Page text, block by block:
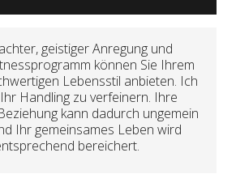
geistiger Anregung und
können Sie Ihrem
Lebensstil anbieten. Ich
Handling zu verfeinern. Ihre
kann dadurch ungemein
Ihr gemeinsames Leben wird
bereichert.